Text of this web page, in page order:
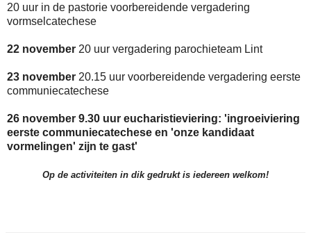
20 uur in de pastorie voorbereidende vergadering
vormselcatechese
22 november 20 uur vergadering parochieteam Lint
23 november 20.15 uur voorbereidende vergadering eerste
communiecatechese
26 november 9.30 uur eucharistieviering: 'ingroeiviering
eerste communiecatechese en 'onze kandidaat
vormelingen' zijn te gast'
Op de activiteiten in dik gedrukt is iedereen welkom!